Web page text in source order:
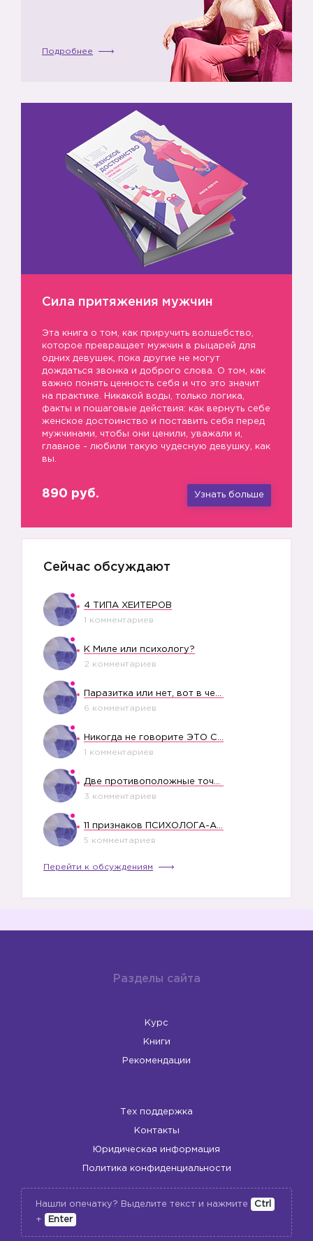
Подробнее
Сила притяжения мужчин
Эта книга о том, как приручить волшебство,
которое превращает мужчин в рыцарей для
одних девушек, пока другие не могут
дождаться звонка и доброго слова. О том, как
важно понять ценность себя и что это значит
на практике. Никакой воды, только логика,
факты и пошаговые действия: как вернуть себе
женское достоинство и поставить себя перед
мужчинами, чтобы они ценили, уважали и,
главное - любили такую чудесную девушку, как
вы.
890 руб. Узнать больше
Сейчас обсуждают
4 ТИПА ХЕЙТЕРОВ
1 комментариев
К Миле или психологу?
2 комментариев
6 комментариев
1 комментариев
3 комментариев
5 комментариев
Перейти к обсуждениям
Разделы сайта
Курс
Книги
Рекомендации
Тех поддержка
Контакты
Юридическая информация
Политика конфиденциальности
Нашли опечатку? Выделите текст и нажмите
Ctrl
+
Enter